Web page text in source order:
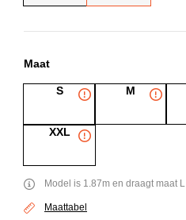
Maat
S M
XXL
Maattabel
Model is 1.87m en draagt maat L